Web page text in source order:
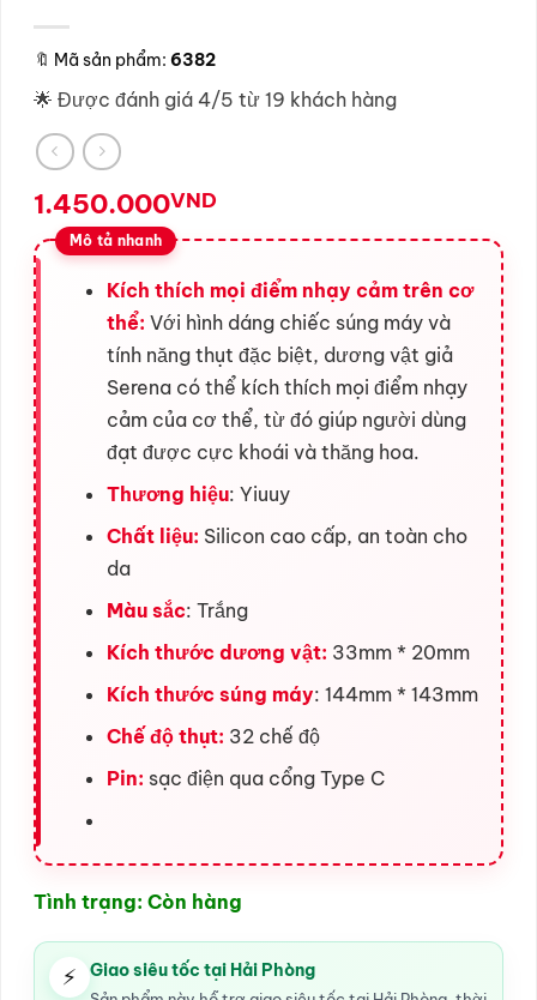
🔖 Mã sản phẩm: 6382
🌟 Được đánh giá 4/5 từ 19 khách hàng
1.450.000VND
Kích thích mọi điểm nhạy cảm trên cơ
thể: Với hình dáng chiếc súng máy và
tính năng thụt đặc biệt, dương vật giả
Serena có thể kích thích mọi điểm nhạy
cảm của cơ thể, từ đó giúp người dùng
đạt được cực khoái và thăng hoa.
Thương hiệu: Yiuuy
Chất liệu: Silicon cao cấp, an toàn cho
da
Màu sắc: Trắng
Kích thước dương vật: 33mm * 20mm
Kích thước súng máy: 144mm * 143mm
Chế độ thụt: 32 chế độ
Pin: sạc điện qua cổng Type C
Tình trạng: Còn hàng
⚡ Giao siêu tốc tại Hải Phòng